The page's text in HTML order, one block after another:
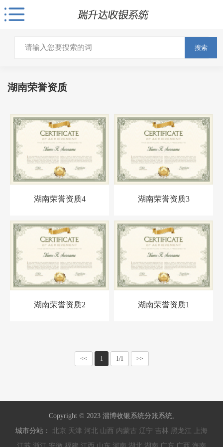
搜索
湖南荣誉资质
湖南荣誉资质4 湖南荣誉资质3
湖南荣誉资质2 湖南荣誉资质1
<< 1 1/1 >>
Copyright © 2023 淄博收银系统分账系统,
城市分站： 北京 天津 河北 山西 内蒙古 辽宁 吉林 黑龙江
上海